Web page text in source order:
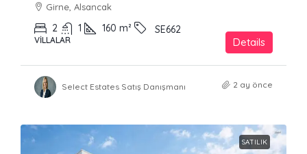
Girne, Alsancak
2 1 160 m² SE662
VILLALAR Details
Select Estates Satış Danışmanı 2 ay önce
SATILIK